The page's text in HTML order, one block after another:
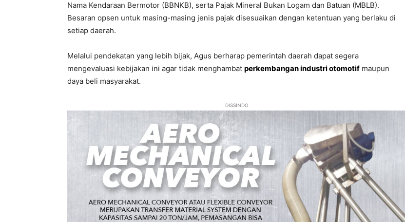
Nama Kendaraan Bermotor (BBNKB), serta Pajak Mineral Bukan Logam dan Batuan (MBLB).
Besaran opsen untuk masing-masing jenis pajak disesuaikan dengan ketentuan yang berlaku di
setiap daerah.
Melalui pendekatan yang lebih bijak, Agus berharap pemerintah daerah dapat segera
mengevaluasi kebijakan ini agar tidak menghambat perkembangan industri otomotif maupun
daya beli masyarakat.
DISSINDO